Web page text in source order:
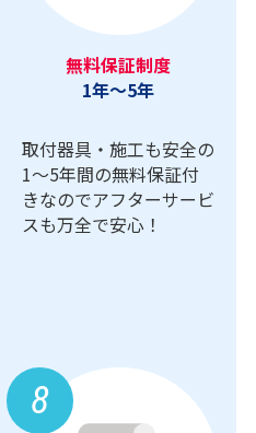
無料保証制度
1年～5年
取付器具・施工も安全の
1〜5年間の無料保証付
きなのでアフターサービ
スも万全で安心！
8